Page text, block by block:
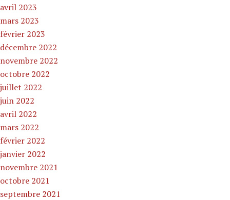
avril 2023
mars 2023
février 2023
décembre 2022
novembre 2022
octobre 2022
juillet 2022
juin 2022
avril 2022
mars 2022
février 2022
janvier 2022
novembre 2021
octobre 2021
septembre 2021